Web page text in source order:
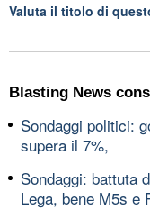
Valuta il titolo di
Blasting News
Sondaggi politici:
supera il 7%,
Sondaggi: battuta
Lega, bene M5s e